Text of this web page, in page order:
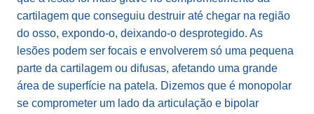
cartilagem que conseguiu destruir até chegar na região
do osso, expondo-o, deixando-o desprotegido. As
lesões podem ser focais e envolverem só uma pequena
parte da cartilagem ou difusas, afetando uma grande
área de superfície na patela. Dizemos que é monopolar
se comprometer um lado da articulação e bipolar